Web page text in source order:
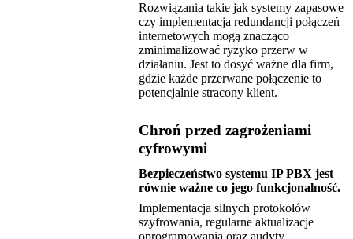
Rozwiązania takie jak systemy zapasowe
czy implementacja redundancji połączeń
internetowych mogą znacząco
zminimalizować ryzyko przerw w
działaniu. Jest to dosyć ważne dla firm,
gdzie każde przerwane połączenie to
potencjalnie stracony klient.
Chroń przed zagrożeniami
cyfrowymi
Bezpieczeństwo systemu IP PBX jest
równie ważne co jego funkcjonalność.
Implementacja silnych protokołów
szyfrowania, regularne aktualizacje
oprogramowania oraz audyty